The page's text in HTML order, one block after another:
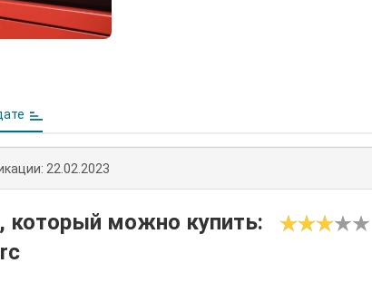
22.02.2023
который можно купить: